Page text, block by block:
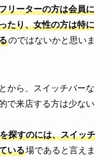
リーターの方は会員に
たり、女性の方は特に
のではないかと思いま
から、スイッチバーな
で来店する方は少ない
探すのには、スイッチ
いる場であると言えま